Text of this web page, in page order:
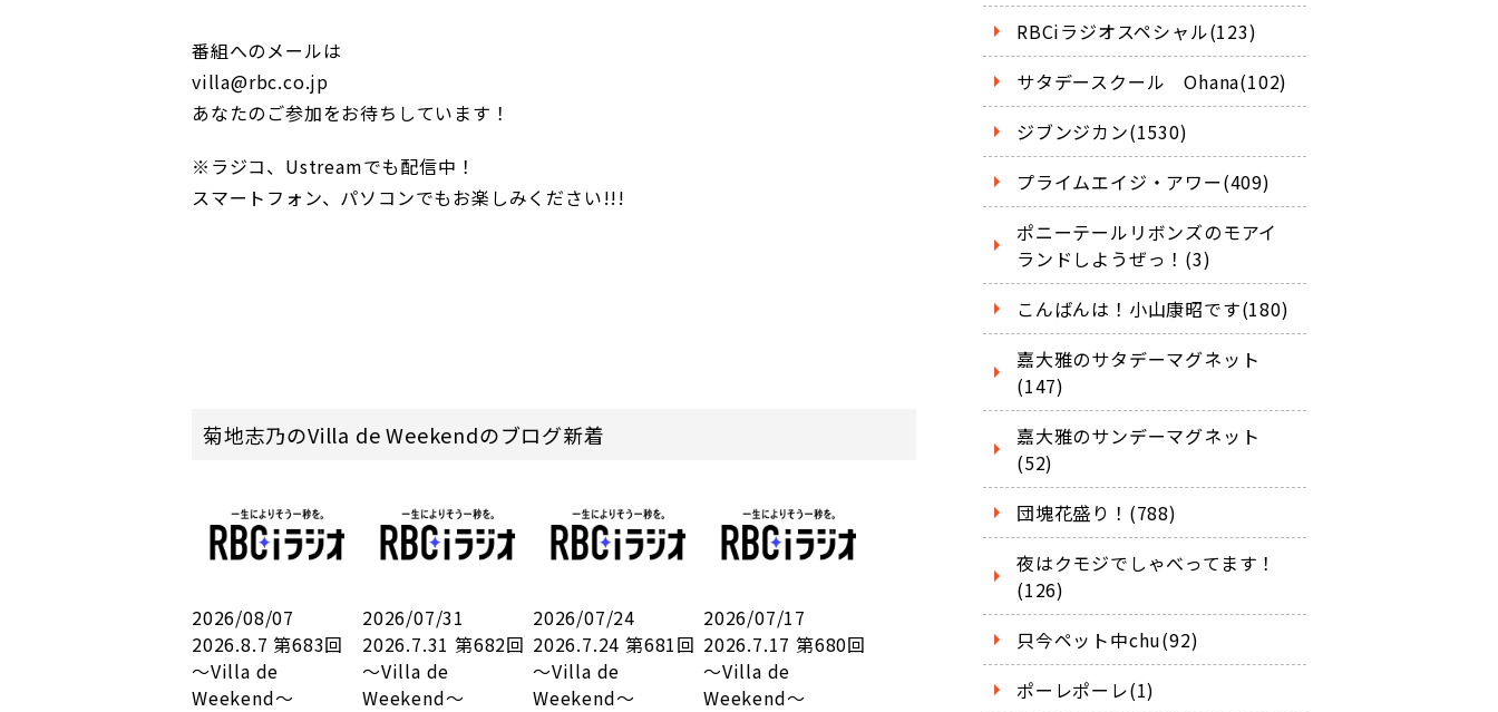
番組へのメールは
villa@rbc.co.jp
あなたのご参加をお待ちしています！
※ラジコ、Ustreamでも配信中！
スマートフォン、パソコンでもお楽しみください!!!
菊地志乃のVilla de Weekendのブログ新着
2026/08/07
2026.8.7 第683回
～Villa de
Weekend～
2026/07/31
2026.7.31 第682回
～Villa de
Weekend～
2026/07/24
2026.7.24 第681回
～Villa de
Weekend～
2026/07/17
2026.7.17 第680回
～Villa de
Weekend～
RBCiラジオスペシャル(123)
サタデースクール Ohana(102)
ジブンジカン(1530)
プライムエイジ・アワー(409)
ポニーテールリボンズのモアイ
ランドしようぜっ！(3)
こんばんは！小山康昭です(180)
嘉大雅のサタデーマグネット
(147)
嘉大雅のサンデーマグネット
(52)
団塊花盛り！(788)
夜はクモジでしゃべってます！
(126)
只今ペット中chu(92)
ポーレポーレ(1)